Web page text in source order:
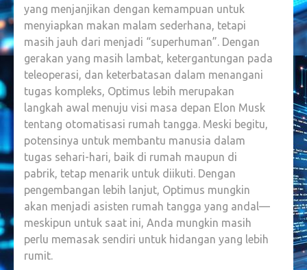
yang menjanjikan dengan kemampuan untuk
menyiapkan makan malam sederhana, tetapi
masih jauh dari menjadi “superhuman”. Dengan
gerakan yang masih lambat, ketergantungan pada
teleoperasi, dan keterbatasan dalam menangani
tugas kompleks, Optimus lebih merupakan
langkah awal menuju visi masa depan Elon Musk
tentang otomatisasi rumah tangga. Meski begitu,
potensinya untuk membantu manusia dalam
tugas sehari-hari, baik di rumah maupun di
pabrik, tetap menarik untuk diikuti. Dengan
pengembangan lebih lanjut, Optimus mungkin
akan menjadi asisten rumah tangga yang andal—
meskipun untuk saat ini, Anda mungkin masih
perlu memasak sendiri untuk hidangan yang lebih
rumit.